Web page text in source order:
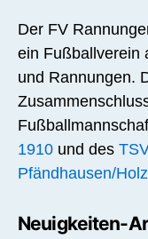
Der FV
ein Fußballverein
und Rannungen.
1910 und des
Pfändhausen/
Neuigkeiten-